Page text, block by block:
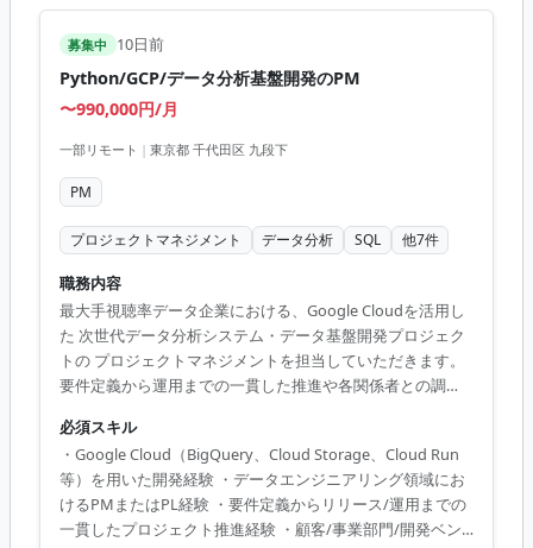
募集中 10日前
Python/GCP/データ分析基盤開発のPM
〜990,000円/月
一部リモート | 東京都 千代田区 九段下
PM
プロジェクトマネジメント データ分析 SQL 他7件
職務内容
最大手視聴率データ企業における、Google Cloudを活用し
た 次世代データ分析システム・データ基盤開発プロジェク
トの プロジェクトマネジメントを担当していただきます。
要件定義から運用までの一貫した推進や各関係者との調
想定です。 【仕事内容】 下記の業務を担っていただく想定
です。 ・要件定義から設計/開発/リリース/運用までの一貫
したプロジェクト推進 ・顧客、事業部門、開発ベンダーと
の調整・折衝およびプロジェクト推進 ・スケジュール・課
題/品質/コストの管理 ・Google Cloud（BigQuery、Cloud
必須スキル
・Google Cloud（BigQuery、Cloud Storage、Cloud Run
等）を用いた開発経験 ・データエンジニアリング領域にお
けるPMまたはPL経験 ・要件定義からリリース/運用までの
一貫したプロジェクト推進経験 ・顧客/事業部門/開発ベン